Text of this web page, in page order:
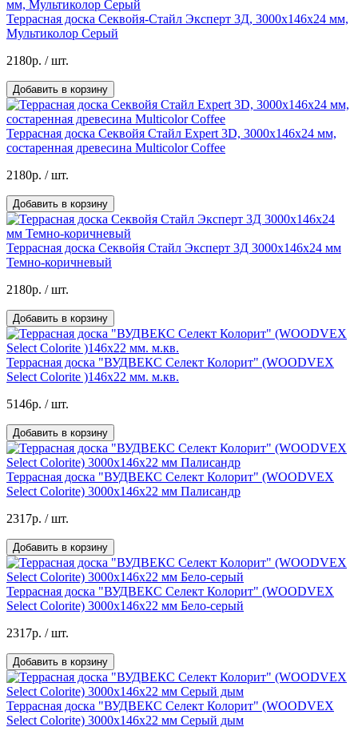
Террасная доска Секвойя-Стайл Эксперт 3Д, 3000х146х24 мм,
Мультиколор Серый
2180р. / шт.
Добавить в корзину
Террасная доска Секвойя Стайл Expert 3D, 3000х146х24 мм,
состаренная древесина Multicolor Coffee
2180р. / шт.
Добавить в корзину
Террасная доска Секвойя Стайл Эксперт 3Д 3000х146х24 мм
Темно-коричневый
2180р. / шт.
Добавить в корзину
Террасная доска "ВУДВЕКС Селект Колорит" (WOODVEX
Select Colorite )146х22 мм. м.кв.
5146р. / шт.
Добавить в корзину
Террасная доска "ВУДВЕКС Селект Колорит" (WOODVEX
Select Colorite) 3000х146х22 мм Палисандр
2317р. / шт.
Добавить в корзину
Террасная доска "ВУДВЕКС Селект Колорит" (WOODVEX
Select Colorite) 3000х146х22 мм Бело-серый
2317р. / шт.
Добавить в корзину
Террасная доска "ВУДВЕКС Селект Колорит" (WOODVEX
Select Colorite) 3000х146х22 мм Серый дым